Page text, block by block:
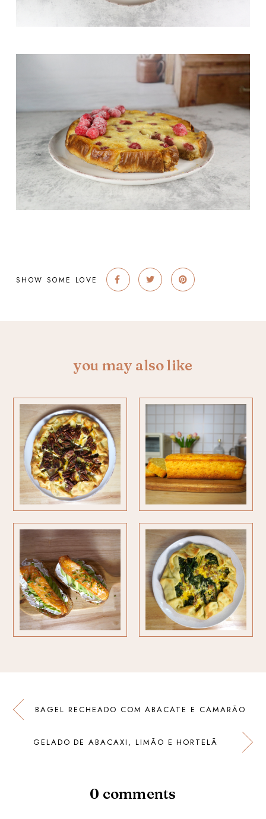
SHOW SOME LOVE
you may also like
BAGEL RECHEADO COM ABACATE E CAMARÃO
GELADO DE ABACAXI, LIMÃO E HORTELÃ
0 comments